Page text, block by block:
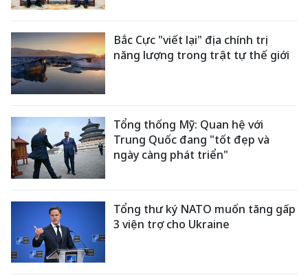
Bắc Cực "viết lại" địa chính trị
năng lượng trong trật tự thế giới
Tổng thống Mỹ: Quan hệ với
Trung Quốc đang "tốt đẹp và
ngày càng phát triển"
Tổng thư ký NATO muốn tăng gấp
3 viện trợ cho Ukraine